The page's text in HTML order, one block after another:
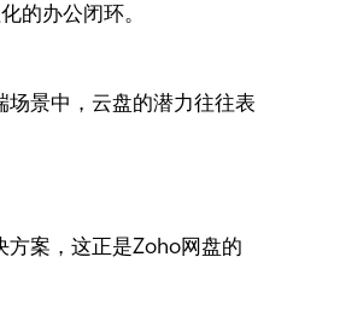
的办公闭环。
景中，云盘的潜力往往表
方案，这正是Zoho网盘的